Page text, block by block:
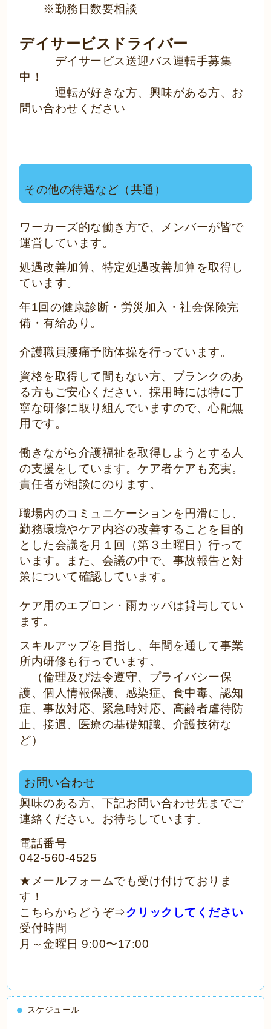
※勤務日数要相談
デイサービスドライバー
デイサービス送迎バス運転手募集
中！
運転が好きな方、興味がある方、お
問い合わせください
その他の待遇など（共通）
ワーカーズ的な働き方で、メンバーが皆で
運営しています。
処遇改善加算、特定処遇改善加算を取得し
ています。
年1回の健康診断・労災加入・社会保険完
備・有給あり。
介護職員腰痛予防体操を行っています。
資格を取得して間もない方、ブランクのあ
る方もご安心ください。採用時には特に丁
寧な研修に取り組んでいますので、心配無
用です。
働きながら介護福祉を取得しようとする人
の支援をしています。ケア者ケアも充実。
責任者が相談にのります。
職場内のコミュニケーションを円滑にし、
勤務環境やケア内容の改善することを目的
とした会議を月１回（第３土曜日）行って
います。また、会議の中で、事故報告と対
策について確認しています。
ケア用のエプロン・雨カッパは貸与してい
ます。
スキルアップを目指し、年間を通して事業
所内研修も行っています。
（倫理及び法令遵守、プライバシー保
護、個人情報保護、感染症、食中毒、認知
症、事故対応、緊急時対応、高齢者虐待防
止、接遇、医療の基礎知識、介護技術な
ど）
お問い合わせ
興味のある方、下記お問い合わせ先までご
連絡ください。お待ちしています。
電話番号
042-560-4525
★メールフォームでも受け付けておりま
す！
こちらからどうぞ⇒クリックしてください
受付時間
月～金曜日 9:00〜17:00
スケジュール